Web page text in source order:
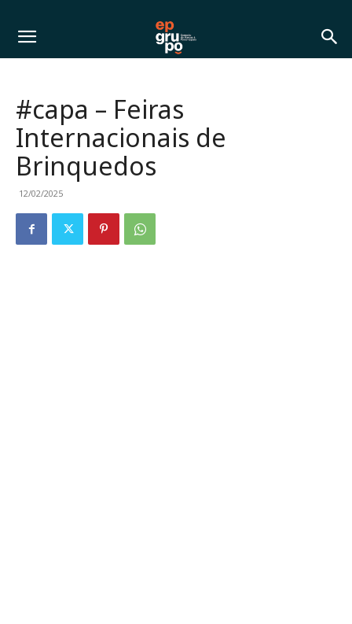
#capa – Feiras
Internacionais de
Brinquedos
12/02/2025